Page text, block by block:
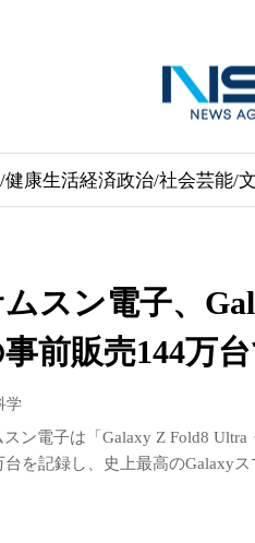
健康生活経済政治/社会芸能/
スン電子、
前販売144万
学
スン電子は「Galaxy Z Fold8
台を記録し、史上最高のGalaxy